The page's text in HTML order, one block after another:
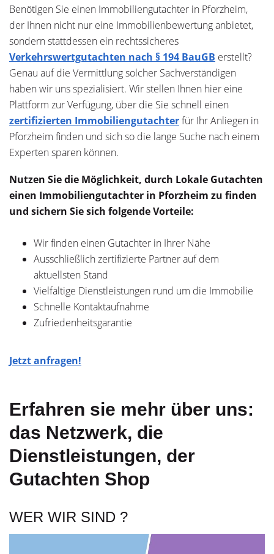
Benötigen Sie einen Immobiliengutachter in Pforzheim,
der Ihnen nicht nur eine Immobilienbewertung anbietet,
sondern stattdessen ein rechtssicheres
Verkehrswertgutachten nach § 194 BauGB erstellt?
Genau auf die Vermittlung solcher Sachverständigen
haben wir uns spezialisiert. Wir stellen Ihnen hier eine
Plattform zur Verfügung, über die Sie schnell einen
zertifizierten Immobiliengutachterfür Ihr Anliegen in
Pforzheim finden und sich so die lange Suche nach einem
Experten sparen können.
Nutzen Sie die Möglichkeit, durch Lokale Gutachten
einen Immobiliengutachter in Pforzheim zu finden
und sichern Sie sich folgende Vorteile:
Wir finden einen Gutachter in Ihrer Nähe
Ausschließlich zertifizierte Partner auf dem
aktuellsten Stand
Vielfältige Dienstleistungen rund um die Immobilie
Schnelle Kontaktaufnahme
Zufriedenheitsgarantie
Jetzt anfragen!
Erfahren sie mehr über uns:
das Netzwerk, die
Dienstleistungen, der
Gutachten Shop
WER WIR SIND ?